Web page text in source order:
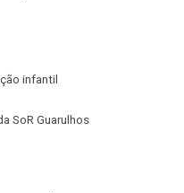
infantil
SoR Guarulhos